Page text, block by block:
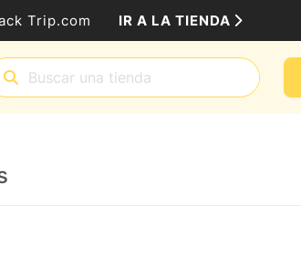
Trip.com IR A LA TIENDA